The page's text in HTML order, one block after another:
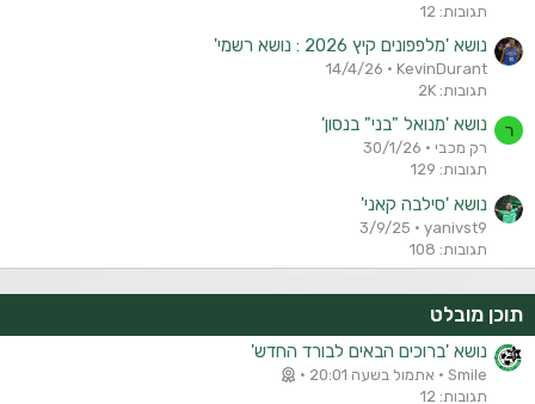
תגובות: 12
נושא 'מלפפונים קיץ 2026 : נושא רשמי'
KevinDurant
14/4/26
תגובות: 2K
ר נושא 'מנואל "בני" בנסון'
רק מכבי
30/1/26
תגובות: 129
נושא 'סילבה קאני'
yanivst9
3/9/25
תגובות: 108
תוכן מובלט
נושא 'ברוכים הבאים לבורד החדש'
Smile
אתמול בשעה 20:01
תגובות: 12